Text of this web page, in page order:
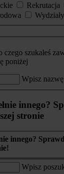
Rekrutacja
Wydziały
czego szukałeś
poniżej
Wpisz
innego?
stronie
innego?
Wpisz